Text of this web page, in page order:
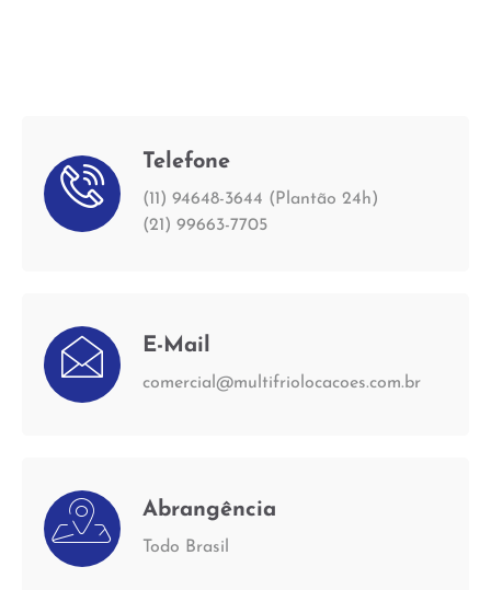
Telefone
(11) 94648-3644 (Plantão 24h)
(21) 99663-7705
E-Mail
comercial@multifriolocacoes.com.br
Abrangência
Todo Brasil